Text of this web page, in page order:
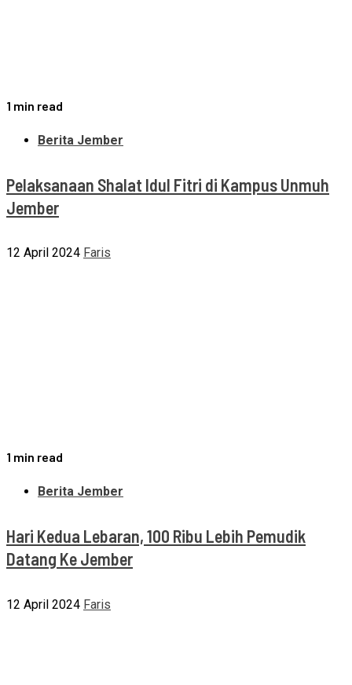
1 min read
Berita Jember
Pelaksanaan Shalat Idul Fitri di Kampus Unmuh
Jember
12 April 2024 Faris
1 min read
Berita Jember
Hari Kedua Lebaran, 100 Ribu Lebih Pemudik
Datang Ke Jember
12 April 2024 Faris